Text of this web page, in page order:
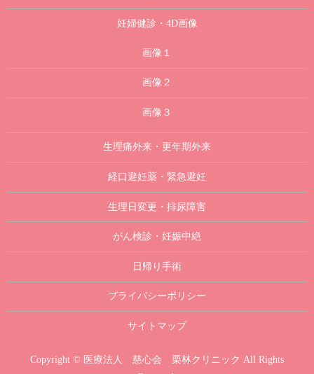
妊婦健診・4D画像
画像１
画像２
画像３
生理痛外来・更年期外来
経口避妊薬・緊急避妊
生理日変更・排尿障害
がん検診・妊娠中絶
日帰り手術
プライバシーポリシー
サイトマップ
Copyright © 医療法人 慈心会 栗林クリニック All Rights